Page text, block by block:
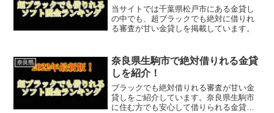
当サイトでは千葉県松戸市にある金貸し
の中でも、超ブラックでも絶対に借りれ
る審査が甘い金貸しを掲載しています。
奈良県
奈良県生駒市で絶対借りれる金貸
しを紹介！
ブラックでも絶対借りれる審査が甘い金
貸しをご紹介しています。奈良県生駒市
に住む方でも安心して借りられる金貸し